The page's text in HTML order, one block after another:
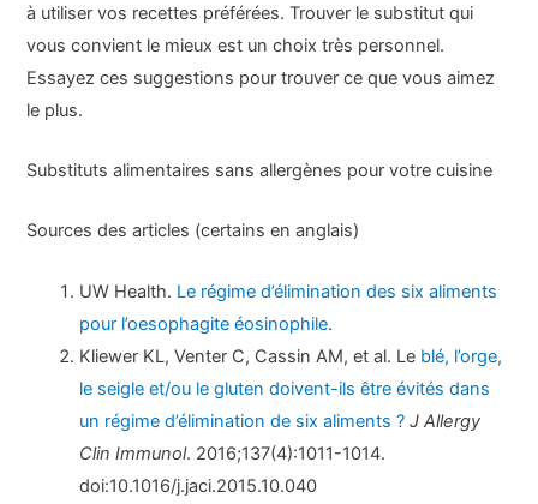
à utiliser vos recettes préférées. Trouver le substitut qui
vous convient le mieux est un choix très personnel.
Essayez ces suggestions pour trouver ce que vous aimez
le plus.
Substituts alimentaires sans allergènes pour votre cuisine
Sources des articles (certains en anglais)
UW Health. Le régime d’élimination des six aliments
pour l’oesophagite éosinophile.
Kliewer KL, Venter C, Cassin AM, et al. Le blé, l’orge,
le seigle et/ou le gluten doivent-ils être évités dans
un régime d’élimination de six aliments ? J Allergy
Clin Immunol. 2016;137(4):1011-1014.
doi:10.1016/j.jaci.2015.10.040